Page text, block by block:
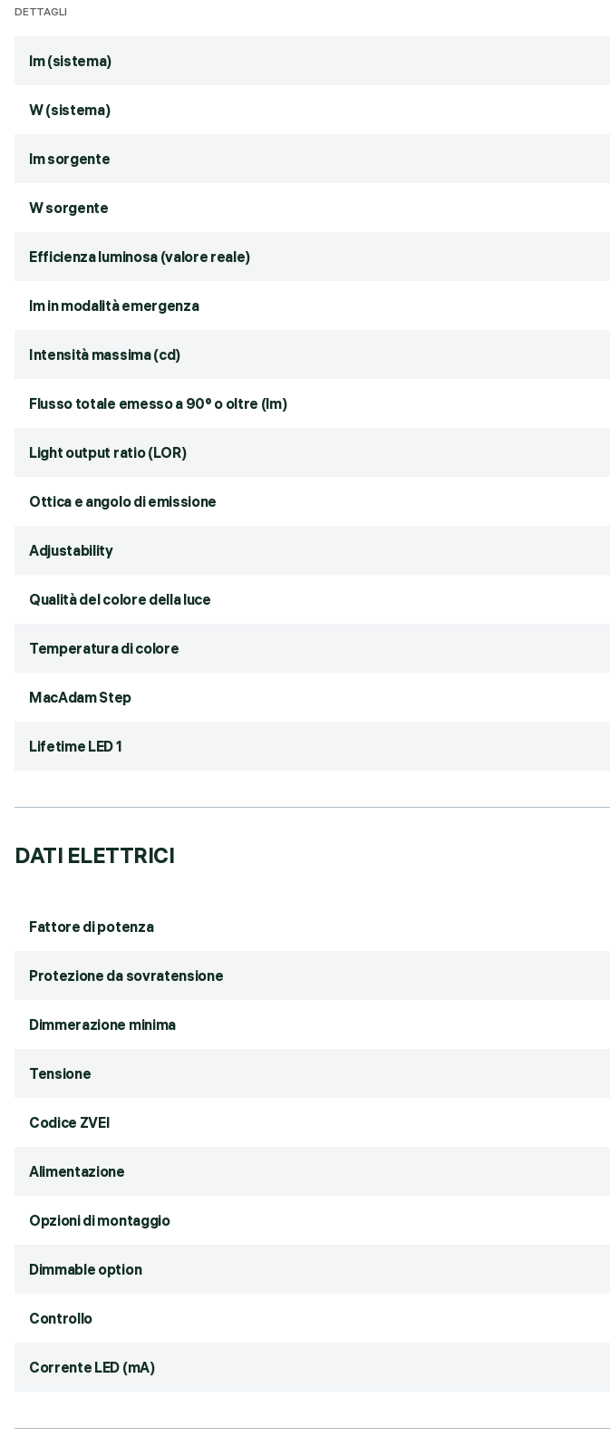
DETTAGLI
lm (sistema)
W (sistema)
lm sorgente
W sorgente
Efficienza luminosa (valore reale)
lm in modalità emergenza
Intensità massima (cd)
Flusso totale emesso a 90° o oltre (lm)
Light output ratio (LOR)
Ottica e angolo di emissione
Adjustability
Qualità del colore della luce
Temperatura di colore
MacAdam Step
Lifetime LED 1
DATI ELETTRICI
Fattore di potenza
Protezione da sovratensione
Dimmerazione minima
Tensione
Codice ZVEI
Alimentazione
Opzioni di montaggio
Dimmable option
Controllo
Corrente LED (mA)